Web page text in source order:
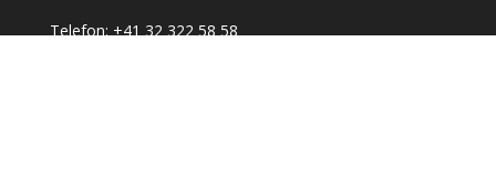
Telefon: +41 32 322 58 58